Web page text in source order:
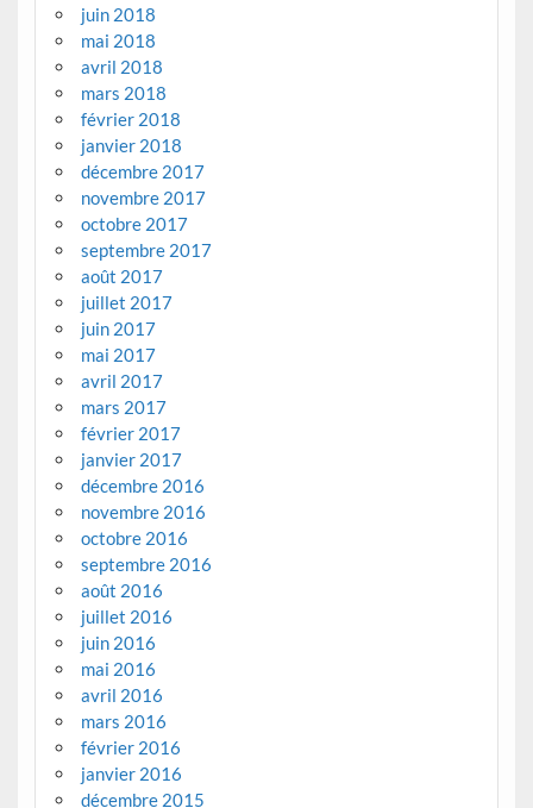
juin 2018
mai 2018
avril 2018
mars 2018
février 2018
janvier 2018
décembre 2017
novembre 2017
octobre 2017
septembre 2017
août 2017
juillet 2017
juin 2017
mai 2017
avril 2017
mars 2017
février 2017
janvier 2017
décembre 2016
novembre 2016
octobre 2016
septembre 2016
août 2016
juillet 2016
juin 2016
mai 2016
avril 2016
mars 2016
février 2016
janvier 2016
décembre 2015